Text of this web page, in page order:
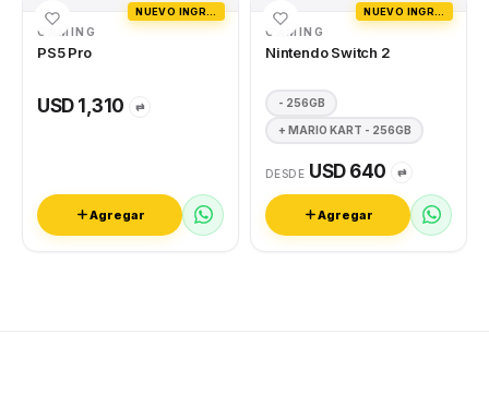
GAMING
PS5 Pro
USD 1,310 ⇄
Agregar
GAMING
Nintendo Switch 2
- 256GB
+ MARIO KART - 256GB
DESDE USD 640 ⇄
Agregar